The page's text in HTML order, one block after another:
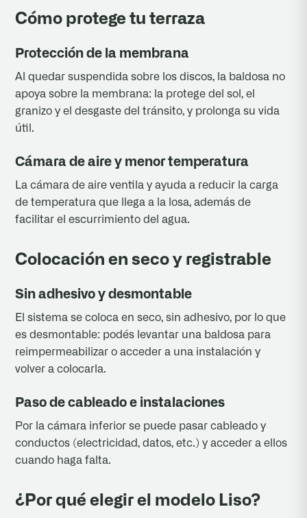
Cómo protege tu terraza
Protección de la membrana
Al quedar suspendida sobre los discos, la baldosa no
apoya sobre la membrana: la protege del sol, el
granizo y el desgaste del tránsito, y prolonga su vida
útil.
Cámara de aire y menor temperatura
La cámara de aire ventila y ayuda a reducir la carga
de temperatura que llega a la losa, además de
facilitar el escurrimiento del agua.
Colocación en seco y registrable
Sin adhesivo y desmontable
El sistema se coloca en seco, sin adhesivo, por lo que
es desmontable: podés levantar una baldosa para
reimpermeabilizar o acceder a una instalación y
volver a colocarla.
Paso de cableado e instalaciones
Por la cámara inferior se puede pasar cableado y
conductos (electricidad, datos, etc.) y acceder a ellos
cuando haga falta.
¿Por qué elegir el modelo Liso?